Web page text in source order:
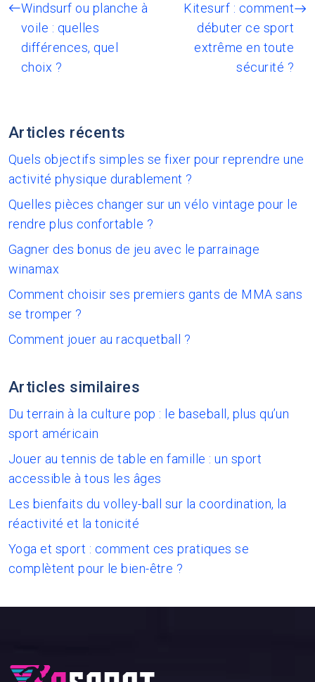
Windsurf ou planche à
voile : quelles
différences, quel
choix ?
Kitesurf : comment
débuter ce sport
extrême en toute
sécurité ?
Articles récents
Quels objectifs simples se fixer pour reprendre une
activité physique durablement ?
Quelles pièces changer sur un vélo vintage pour le
rendre plus confortable ?
Gagner des bonus de jeu avec le parrainage
winamax
Comment choisir ses premiers gants de MMA sans
se tromper ?
Comment jouer au racquetball ?
Articles similaires
Du terrain à la culture pop : le baseball, plus qu’un
sport américain
Jouer au tennis de table en famille : un sport
accessible à tous les âges
Les bienfaits du volley-ball sur la coordination, la
réactivité et la tonicité
Yoga et sport : comment ces pratiques se
complètent pour le bien-être ?